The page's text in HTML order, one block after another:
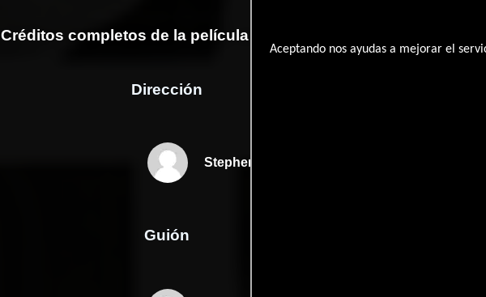
Aceptando nos ayudas a mejorar el
Créditos completos de la película Paris Trout
Dirección
Stephen Gyllenhaal
Guión